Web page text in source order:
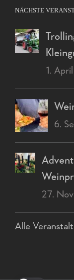
NÄCHSTE
1.
6.
27.
Alle